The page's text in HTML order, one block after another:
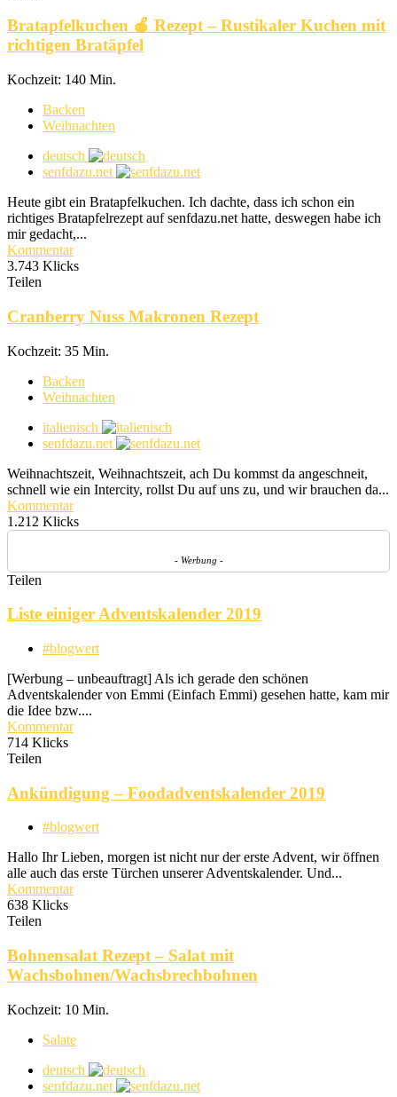
Bratapfelkuchen 🍎 Rezept – Rustikaler Kuchen mit
richtigen Bratäpfel
Kochzeit: 140 Min.
Backen
Weihnachten
deutsch
senfdazu.net
Heute gibt ein Bratapfelkuchen. Ich dachte, dass ich schon ein
richtiges Bratapfelrezept auf senfdazu.net hatte, deswegen habe ich
mir gedacht,...
Kommentar
3.743 Klicks
Teilen
Cranberry Nuss Makronen Rezept
Kochzeit: 35 Min.
Backen
Weihnachten
italienisch
senfdazu.net
Weihnachtszeit, Weihnachtszeit, ach Du kommst da angeschneit,
schnell wie ein Intercity, rollst Du auf uns zu, und wir brauchen da...
Kommentar
1.212 Klicks
- Werbung -
Teilen
Liste einiger Adventskalender 2019
#blogwert
[Werbung – unbeauftragt] Als ich gerade den schönen
Adventskalender von Emmi (Einfach Emmi) gesehen hatte, kam mir
die Idee bzw....
Kommentar
714 Klicks
Teilen
Ankündigung – Foodadventskalender 2019
#blogwert
Hallo Ihr Lieben, morgen ist nicht nur der erste Advent, wir öffnen
alle auch das erste Türchen unserer Adventskalender. Und...
Kommentar
638 Klicks
Teilen
Bohnensalat Rezept – Salat mit
Wachsbohnen/Wachsbrechbohnen
Kochzeit: 10 Min.
Salate
deutsch
senfdazu.net